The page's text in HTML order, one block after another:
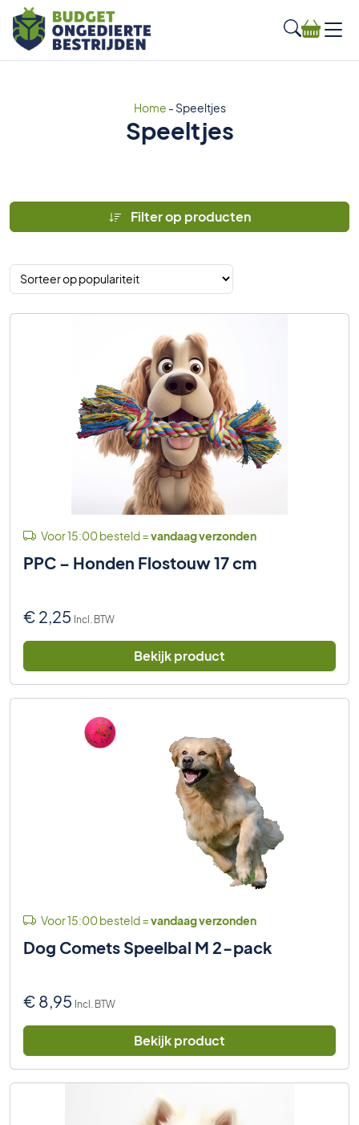
Home - Speeltjes
Speeltjes
Filter op producten
Voor 15:00 besteld =vandaag verzonden
PPC – Honden Flostouw 17 cm
€ 2,25 Incl. BTW
Bekijk product
Voor 15:00 besteld =vandaag verzonden
Dog Comets Speelbal M 2-pack
€ 8,95 Incl. BTW
Bekijk product